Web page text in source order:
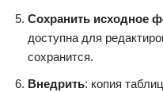
Сохранить исходное
доступна для
сохранится.
Внедрить: копия